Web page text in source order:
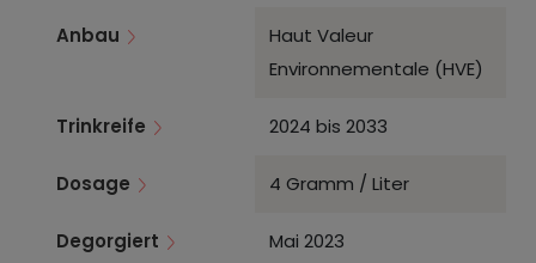
Anbau
Haut Valeur
Environnementale (HVE)
Trinkreife 2024 bis 2033
Dosage 4 Gramm / Liter
Degorgiert Mai 2023